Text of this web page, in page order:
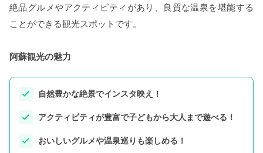
絶品グルメやアクティビティがあり、良質な温泉を堪能する
ことができる観光スポットです。
阿蘇観光の魅力
自然豊かな絶景でインスタ映え！
アクティビティが豊富で子どもから大人まで遊べる！
おいしいグルメや温泉巡りも楽しめる！